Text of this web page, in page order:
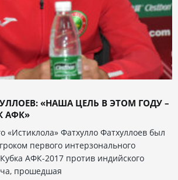
«НАША ЦЕЛЬ В ЭТОМ ГОДУ –
АФК»
«Истиклола» Фатхулло Фатхуллоев был
первого интерзонального
АФК-2017 против индийского
прошедшая